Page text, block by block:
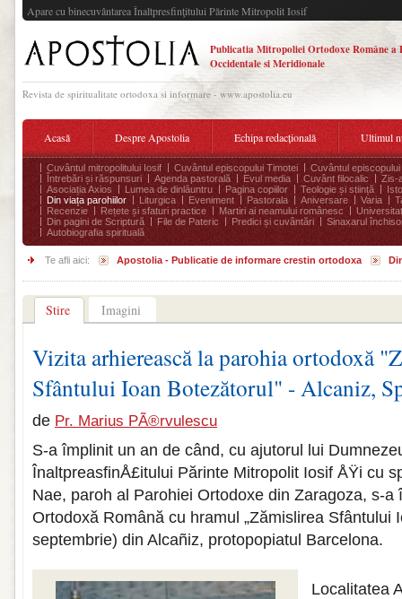
Apare cu binecuvântarea Înaltpresfinţitului Părinte Mitropolit Iosif
Publicatia Mitropoliei Ortodoxe Române a
Occidentale si Meridionale
Revista de spiritualitate ortodoxa si informare - www.apostolia.eu
Acasă Despre Apostolia Echipa redacțională Ultimul
Cuvântul mitropolitului Iosif Cuvântul episcopului Timotei
Cuvântul episcopului
Întrebări și răspunsuri
Agenda pastorală Evul media Cuvânt filocalic
Zis-
Asociația Axios
Lumea de dinlăuntru Pagina copiilor Teologie și stiință
Din viața parohiilor
Liturgica Eveniment Pastorala Aniversare Varia
Recenzie
Rețete și sfaturi practice Martiri ai neamului românesc
Din pagini de Scriptură
File de Pateric Predici și cuvântări
Sinaxarul
Autobiografia spirituală
Te afli aici: Apostolia - Publicatie de informare crestin ortodoxa
Stire Imagini
Vizita arhierească la parohia ortodoxă
Sfântului Ioan Botezătorul" - Alcaniz,
de Pr. Marius PÃ®rvulescu
S-a împlinit un an de când, cu ajutorul lui
ÎnaltpreasfinÅ£itului Părinte Mitropolit Iosif ÅŸi cu
Nae, paroh al Parohiei Ortodoxe din Zaragoza, s-a
Ortodoxă Română cu hramul „Zămislirea Sfântului
septembrie) din Alcañiz, protopopiatul Barcelona.
Localitatea